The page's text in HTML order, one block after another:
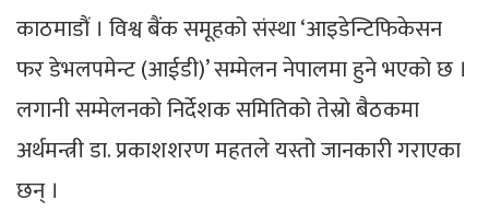
काठमाडौं । विश्व बैंक समूहको संस्था ‘आइडेन्टिफिकेसन
फर डेभलपमेन्ट (आईडी)’ सम्मेलन नेपालमा हुने भएको छ ।
लगानी सम्मेलनको निर्देशक समितिको तेस्रो बैठकमा
अर्थमन्त्री डा. प्रकाशशरण महतले यस्तो जानकारी गराएका
छन् ।